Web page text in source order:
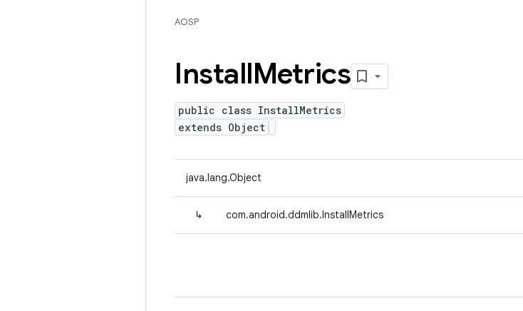
AOSP
InstallMetrics
public class InstallMetrics
extends Object
java.lang.Object
↳ com.android.ddmlib.InstallMetrics